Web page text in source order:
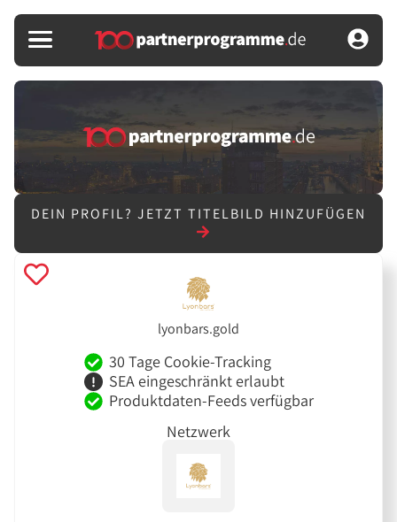
DEIN PROFIL? JETZT TITELBILD HINZUFÜGEN
lyonbars.gold
30 Tage Cookie-Tracking
SEA eingeschränkt erlaubt
Produktdaten-Feeds verfügbar
Netzwerk